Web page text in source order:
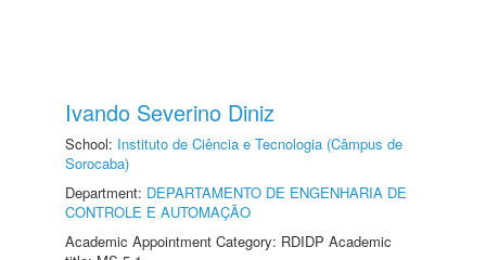
Ivando Severino Diniz
School: Instituto de Ciência e Tecnologia (Câmpus de
Sorocaba)
Department: DEPARTAMENTO DE ENGENHARIA DE
CONTROLE E AUTOMAÇÃO
Academic Appointment Category: RDIDP Academic